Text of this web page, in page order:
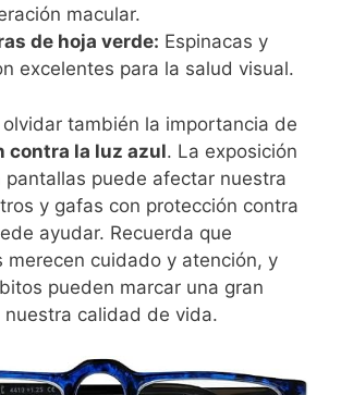
macular.
de hoja verde: Espinacas y
excelentes para la salud visual.
también la importancia de
contra la luz azul. La exposición
pantallas puede afectar nuestra
y gafas con protección contra
ayudar. Recuerda que
merecen cuidado y atención, y
pueden marcar una gran
nuestra calidad de vida.